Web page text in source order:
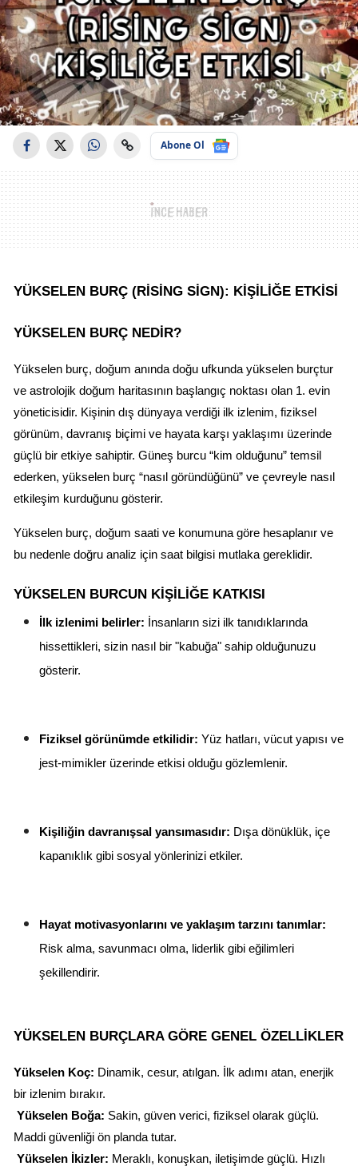
Abone Ol
YÜKSELEN BURÇ (RISING SIGN): KIŞILIĞE ETKISI
YÜKSELEN BURÇ NEDIR?
Yükselen burç, doğum anında doğu ufkunda yükselen burçtur
ve astrolojik doğum haritasının başlangıç noktası olan 1. evin
yöneticisidir. Kişinin dış dünyaya verdiği ilk izlenim, fiziksel
görünüm, davranış biçimi ve hayata karşı yaklaşımı üzerinde
güçlü bir etkiye sahiptir. Güneş burcu “kim olduğunu” temsil
ederken, yükselen burç “nasıl göründüğünü” ve çevreyle nasıl
etkileşim kurduğunu gösterir.
Yükselen burç, doğum saati ve konumuna göre hesaplanır ve
bu nedenle doğru analiz için saat bilgisi mutlaka gereklidir.
YÜKSELEN BURCUN KIŞILIĞE KATKISI
İlk izlenimi belirler: İnsanların sizi ilk tanıdıklarında
hissettikleri, sizin nasıl bir "kabuğa" sahip olduğunuzu
gösterir.
Fiziksel görünümde etkilidir: Yüz hatları, vücut yapısı ve
jest-mimikler üzerinde etkisi olduğu gözlemlenir.
Kişiliğin davranışsal yansımasıdır: Dışa dönüklük, içe
kapanıklık gibi sosyal yönlerinizi etkiler.
Hayat motivasyonlarını ve yaklaşım tarzını tanımlar:
Risk alma, savunmacı olma, liderlik gibi eğilimleri
şekillendirir.
YÜKSELEN BURÇLARA GÖRE GENEL ÖZELLIKLER
Yükselen Koç: Dinamik, cesur, atılgan. İlk adımı atan, enerjik
bir izlenim bırakır.
Yükselen Boğa: Sakin, güven verici, fiziksel olarak güçlü.
Maddi güvenliği ön planda tutar.
Yükselen İkizler: Meraklı, konuşkan, iletişimde güçlü. Hızlı